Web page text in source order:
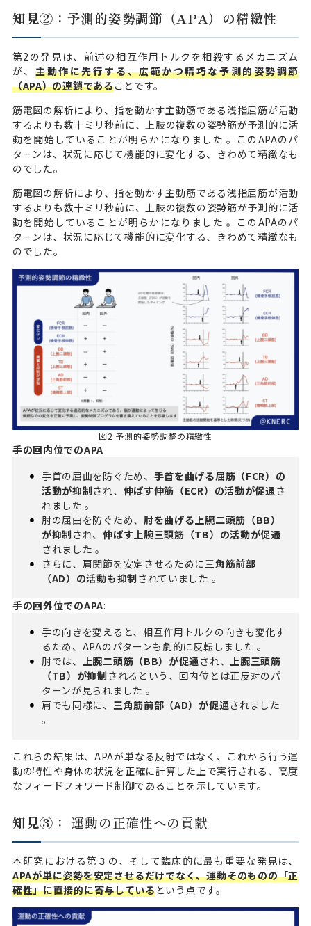
知見②：予測的姿勢調節（APA）の精緻性
第2の発見は、前述の相互作用トルクを相殺するメカニズム
が、主動作に先行する、広範かつ精巧な予測的姿勢調節
（APA）の連鎖であることです。
筋電図の解析により、指を動かす主動筋である浅指屈筋が活動
するよりも数十ミリ秒前に、上肢の複数の姿勢筋が予測的に活
動を開始していることが明らかになりました 。このAPAのパ
ターンは、状況に応じて機能的に変化する、きわめて精緻なも
のでした。
筋電図の解析により、指を動かす主動筋である浅指屈筋が活動
するよりも数十ミリ秒前に、上肢の複数の姿勢筋が予測的に活
動を開始していることが明らかになりました 。このAPAのパ
ターンは、状況に応じて機能的に変化する、きわめて精緻なも
のでした。
図2 予測的姿勢調整の精緻性
手の回内位でのAPA
手首の屈曲を防ぐため、 手首を曲げる屈筋（FCR）の
活動が抑制され、 伸ばす伸筋（ECR）の活動が促通さ
れました 。
肘の屈曲を防ぐため、 肘を曲げる上腕二頭筋（BB）
が抑制され、伸ばす上腕三頭筋（TB）の活動が促通
されました 。
さらに、肩関節を安定させるために三角筋前部
（AD）の活動も抑制されていました 。
手の回外位でのAPA:
手の向きを変えると、相互作用トルクの向きも変化す
るため、APAのパターンも劇的に反転しました 。
肘では、 上腕二頭筋（BB）が促通され、 上腕三頭筋
（TB）が抑制されるという、回内位とは正反対のパ
ターンが見られました 。
肩でも同様に、 三角筋前部（AD）が促通されました
。
これらの結果は、APAが単なる反射ではなく、これから行う運
動の特性や身体の状況を正確に計算した上で実行される、高度
なフィードフォワード制御であることを示しています。
知見③： 運動の正確性への貢献
本研究における第３の、そして臨床的に最も重要な発見は、
APAが単に姿勢を安定させるだけでなく、運動そのものの「正
確性」に直接的に寄与しているという点です。